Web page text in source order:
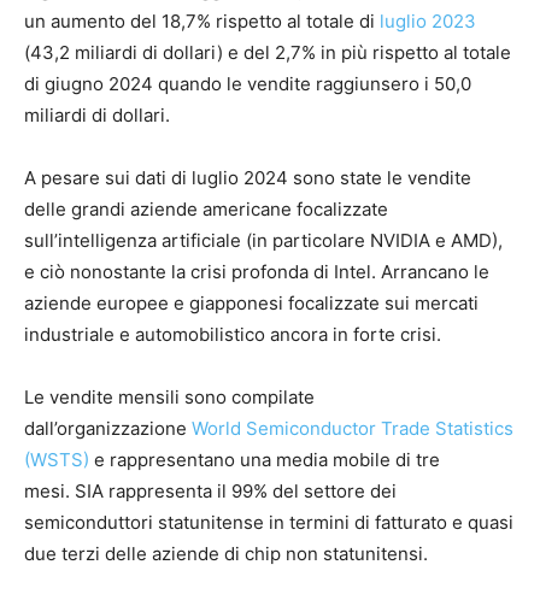
un aumento del 18,7% rispetto al totale di luglio 2023
(43,2 miliardi di dollari) e del 2,7% in più rispetto al totale
di giugno 2024 quando le vendite raggiunsero i 50,0
miliardi di dollari.
A pesare sui dati di luglio 2024 sono state le vendite
delle grandi aziende americane focalizzate
sull’intelligenza artificiale (in particolare NVIDIA e AMD),
e ciò nonostante la crisi profonda di Intel. Arrancano le
aziende europee e giapponesi focalizzate sui mercati
industriale e automobilistico ancora in forte crisi.
Le vendite mensili sono compilate
dall’organizzazione World Semiconductor Trade Statistics
(WSTS) e rappresentano una media mobile di tre
mesi. SIA rappresenta il 99% del settore dei
semiconduttori statunitense in termini di fatturato e quasi
due terzi delle aziende di chip non statunitensi.